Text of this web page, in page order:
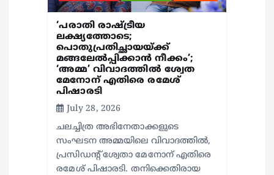
‘പരാതി രാഷ്ട്രീയ
ലക്ഷ്യത്തോടെ;
പൊതുപ്രതിച്ഛായയ്ക്ക്
മങ്ങലേല്‍പ്പിക്കാന്‍ നീക്കം’;
‘അമ്മ’ വിവാദത്തില്‍ ശ്വേത
മേനോന് എതിരെ രമേശ്
പിഷാരടി
July 28, 2026
ചലച്ചിത്ര അഭിനേതാക്കളുടെ
സംഘടന അമ്മയിലെ വിവാദത്തില്‍,
പ്രസിഡന്റ് ശ്വേതാ മേനോന് എതിരെ
രമേശ് പിഷാരടി. തനിക്കെതിരായ